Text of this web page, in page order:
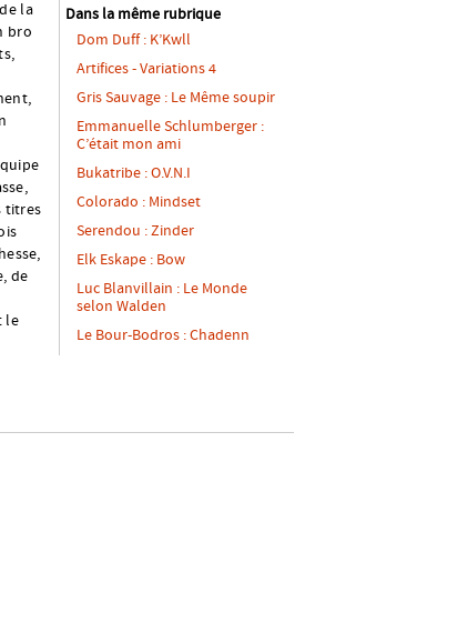
la
bro
titres
de
le
Dans la même rubrique
Dom Duff : K’Kwll
Artifices - Variations 4
Gris Sauvage : Le Même soupir
Emmanuelle Schlumberger :
C’était mon ami
Bukatribe : O.V.N.I
Colorado : Mindset
Serendou : Zinder
Elk Eskape : Bow
Luc Blanvillain : Le Monde
selon Walden
Le Bour-Bodros : Chadenn